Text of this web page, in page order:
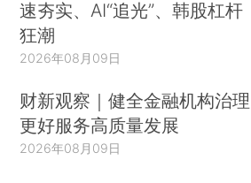
速夯实、AI“追光”、韩股杠杆
狂潮
2026年08月09日
财新观察｜健全金融机构治理
更好服务高质量发展
2026年08月09日